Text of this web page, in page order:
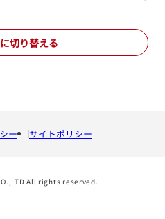
切り替える
ー サイトポリシー
All rights reserved.